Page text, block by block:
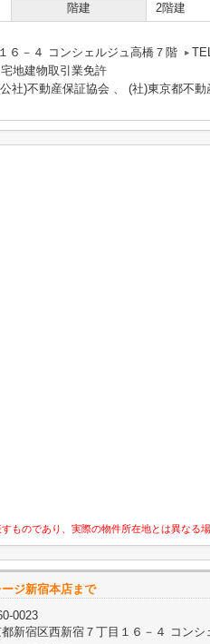
階建 2階建
６－４ コンシェルジュ高橋７階
地建物取引業免許
社)不動産保証協会 、 (社)東京都不
のであり、実際の物件所在地とは異なる場
ジ新宿本店まで
0023
新宿区西新宿７丁目１６－４ コンシ